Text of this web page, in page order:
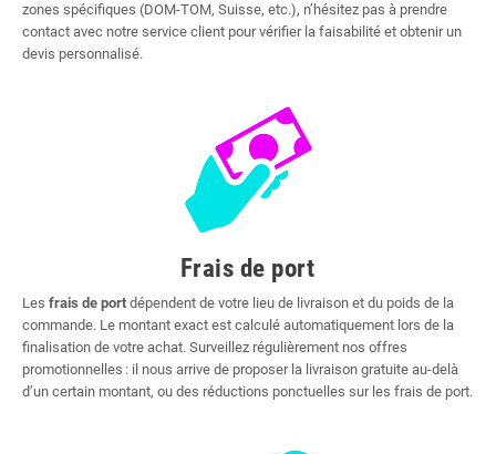
zones spécifiques (DOM-TOM, Suisse, etc.), n’hésitez pas à prendre
contact avec notre service client pour vérifier la faisabilité et obtenir un
devis personnalisé.
Frais de port
Les frais de port dépendent de votre lieu de livraison et du poids de la
commande. Le montant exact est calculé automatiquement lors de la
finalisation de votre achat. Surveillez régulièrement nos offres
promotionnelles : il nous arrive de proposer la livraison gratuite au-delà
d’un certain montant, ou des réductions ponctuelles sur les frais de port.